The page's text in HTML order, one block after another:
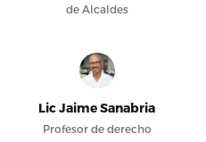
de Alcaldes
Lic Jaime Sanabria
Profesor de derecho